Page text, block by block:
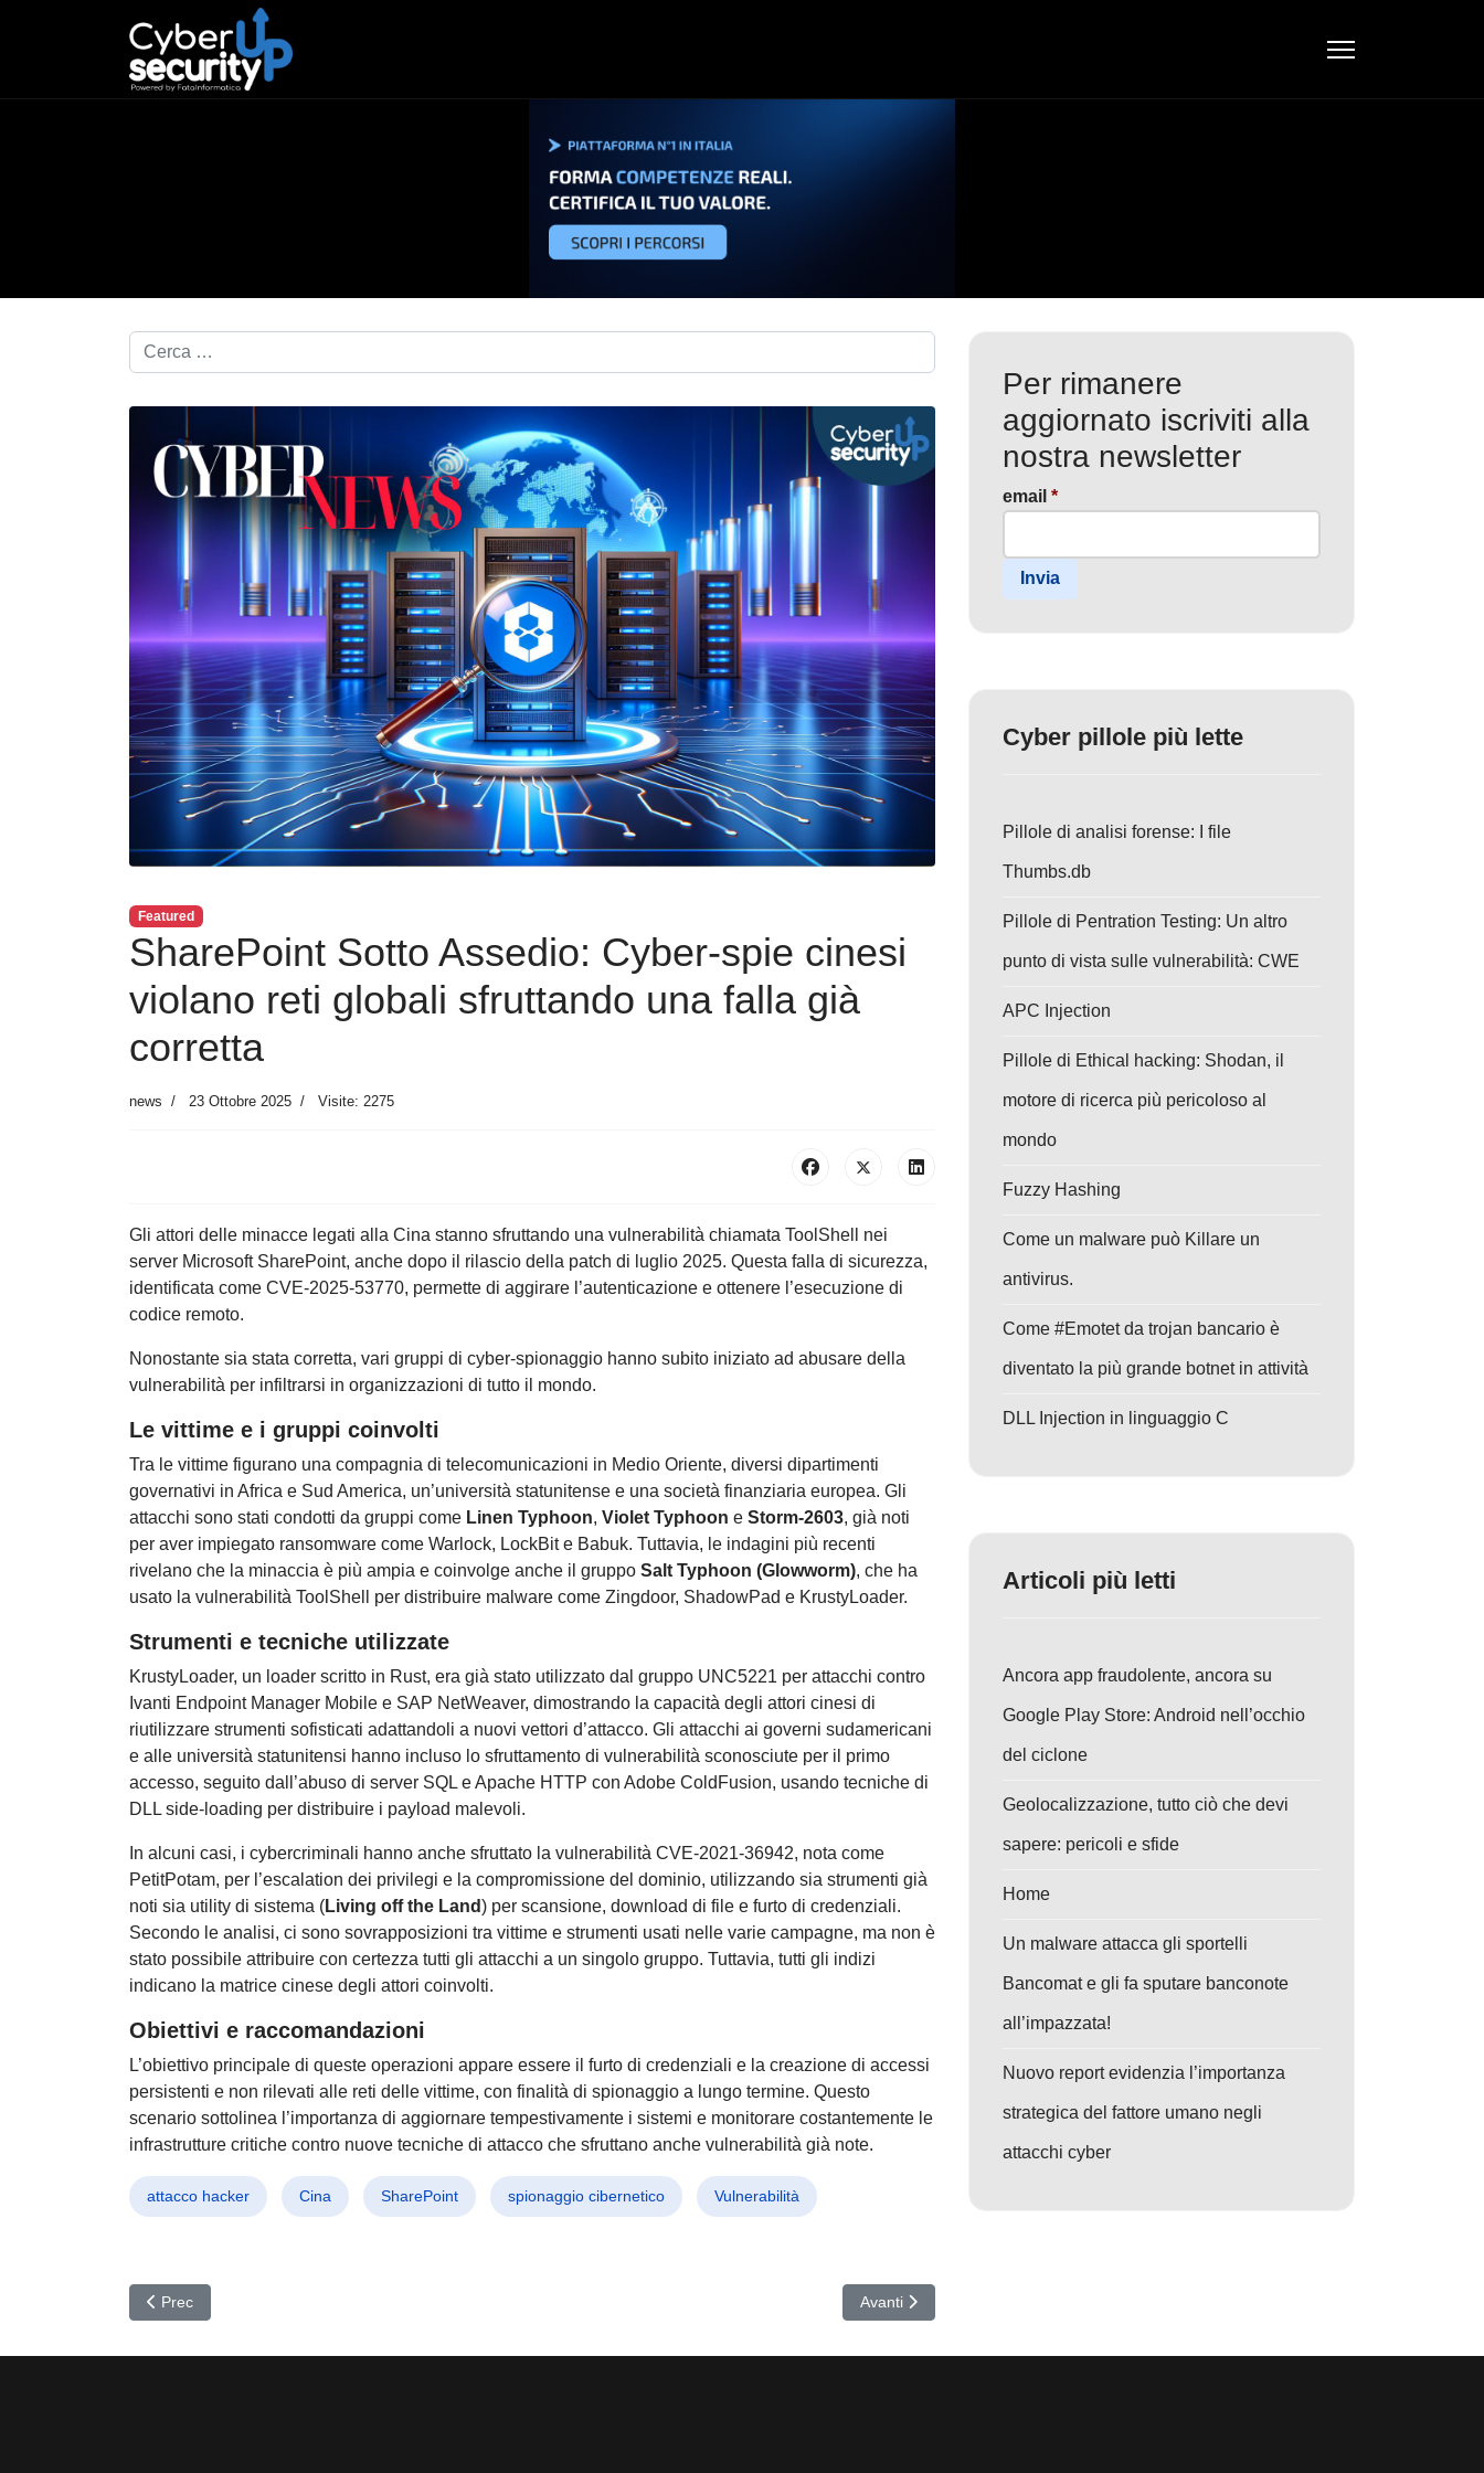
Cerca nel blog...
Featured
SharePoint Sotto Assedio: Cyber-spie cinesi
violano reti globali sfruttando una falla già
corretta
news 23 Ottobre 2025 Visite: 2275
Gli attori delle minacce legati alla Cina stanno sfruttando una vulnerabilità chiamata ToolShell nei
server Microsoft SharePoint, anche dopo il rilascio della patch di luglio 2025. Questa falla di sicurezza,
identificata come CVE-2025-53770, permette di aggirare l’autenticazione e ottenere l’esecuzione di
codice remoto.
Nonostante sia stata corretta, vari gruppi di cyber-spionaggio hanno subito iniziato ad abusare della
vulnerabilità per infiltrarsi in organizzazioni di tutto il mondo.
Le vittime e i gruppi coinvolti
Tra le vittime figurano una compagnia di telecomunicazioni in Medio Oriente, diversi dipartimenti
governativi in Africa e Sud America, un’università statunitense e una società finanziaria europea. Gli
attacchi sono stati condotti da gruppi come Linen Typhoon, Violet Typhoon e Storm-2603, già noti
per aver impiegato ransomware come Warlock, LockBit e Babuk. Tuttavia, le indagini più recenti
rivelano che la minaccia è più ampia e coinvolge anche il gruppo Salt Typhoon (Glowworm), che ha
usato la vulnerabilità ToolShell per distribuire malware come Zingdoor, ShadowPad e KrustyLoader.
Strumenti e tecniche utilizzate
KrustyLoader, un loader scritto in Rust, era già stato utilizzato dal gruppo UNC5221 per attacchi contro
Ivanti Endpoint Manager Mobile e SAP NetWeaver, dimostrando la capacità degli attori cinesi di
riutilizzare strumenti sofisticati adattandoli a nuovi vettori d’attacco. Gli attacchi ai governi sudamericani
e alle università statunitensi hanno incluso lo sfruttamento di vulnerabilità sconosciute per il primo
accesso, seguito dall’abuso di server SQL e Apache HTTP con Adobe ColdFusion, usando tecniche di
DLL side-loading per distribuire i payload malevoli.
In alcuni casi, i cybercriminali hanno anche sfruttato la vulnerabilità CVE-2021-36942, nota come
PetitPotam, per l’escalation dei privilegi e la compromissione del dominio, utilizzando sia strumenti già
noti sia utility di sistema (Living off the Land) per scansione, download di file e furto di credenziali.
Secondo le analisi, ci sono sovrapposizioni tra vittime e strumenti usati nelle varie campagne, ma non è
stato possibile attribuire con certezza tutti gli attacchi a un singolo gruppo. Tuttavia, tutti gli indizi
indicano la matrice cinese degli attori coinvolti.
Obiettivi e raccomandazioni
L’obiettivo principale di queste operazioni appare essere il furto di credenziali e la creazione di accessi
persistenti e non rilevati alle reti delle vittime, con finalità di spionaggio a lungo termine. Questo
scenario sottolinea l’importanza di aggiornare tempestivamente i sistemi e monitorare costantemente le
infrastrutture critiche contro nuove tecniche di attacco che sfruttano anche vulnerabilità già note.
attacco hacker Cina SharePoint spionaggio cibernetico Vulnerabilità
Articolo precedente: Cyber Allarme Globale: Cryptomus e AI nel mirino – Tra vulnerabilità, truffe e nuove minacce invisibili
Prec Articolo successivo: Cyberspionaggio Globale: PassiveNeuron attacca governi e
Avanti
Per rimanere
aggiornato iscriviti alla
nostra newsletter
email *
Invia
Cyber pillole più lette
Pillole di analisi forense: I file
Thumbs.db
Pillole di Pentration Testing: Un altro
punto di vista sulle vulnerabilità: CWE
APC Injection
Pillole di Ethical hacking: Shodan, il
motore di ricerca più pericoloso al
mondo
Fuzzy Hashing
Come un malware può Killare un
antivirus.
Come #Emotet da trojan bancario è
diventato la più grande botnet in attività
DLL Injection in linguaggio C
Articoli più letti
Ancora app fraudolente, ancora su
Google Play Store: Android nell’occhio
del ciclone
Geolocalizzazione, tutto ciò che devi
sapere: pericoli e sfide
Home
Un malware attacca gli sportelli
Bancomat e gli fa sputare banconote
all’impazzata!
Nuovo report evidenzia l’importanza
strategica del fattore umano negli
attacchi cyber